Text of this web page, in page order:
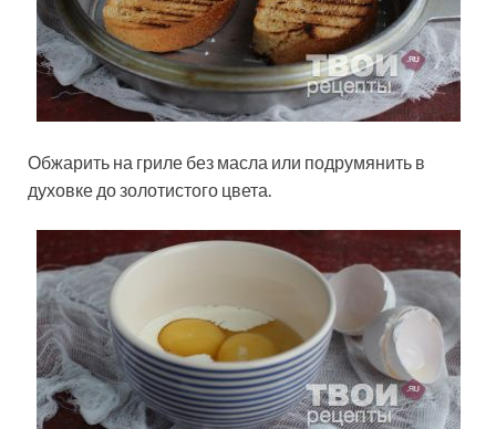
Обжарить на гриле без масла или подрумянить в
духовке до золотистого цвета.